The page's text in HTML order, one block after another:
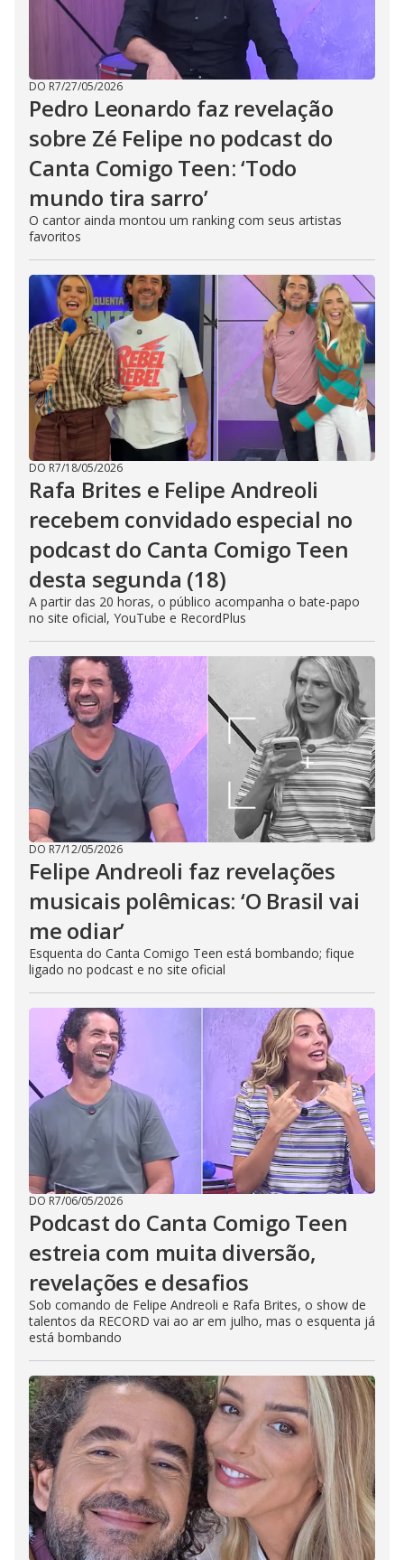
DO R7/27/05/2026
Pedro Leonardo faz revelação
sobre Zé Felipe no podcast do
Canta Comigo Teen: ‘Todo
mundo tira sarro’
O cantor ainda montou um ranking com seus artistas
favoritos
DO R7/18/05/2026
Rafa Brites e Felipe Andreoli
recebem convidado especial no
podcast do Canta Comigo Teen
desta segunda (18)
A partir das 20 horas, o público acompanha o bate-papo
no site oficial, YouTube e RecordPlus
DO R7/12/05/2026
Felipe Andreoli faz revelações
musicais polêmicas: ‘O Brasil vai
me odiar’
Esquenta do Canta Comigo Teen está bombando; fique
ligado no podcast e no site oficial
DO R7/06/05/2026
Podcast do Canta Comigo Teen
estreia com muita diversão,
revelações e desafios
Sob comando de Felipe Andreoli e Rafa Brites, o show de
talentos da RECORD vai ao ar em julho, mas o esquenta já
está bombando